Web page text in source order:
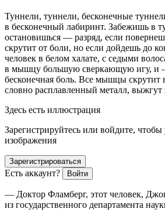
Туннели, туннели, бесконечные
в бесконечный лабиринт. Забежишь в
остановишься — разряд, если
скрутит от боли, но если дойдешь до
человек в белом халате, с седыми
в мышцу большую сверкающую игу, и
бесконечная боль. Все мышцы скрутит
словно расплавленный металл,
Здесь есть иллюстрация
Зарегистрируйтесь или войдите, чтобы
изображения
Зарегистрироваться
Есть аккаунт? Войти
— Доктор Фламберг, этот человек,
из государственного департамента